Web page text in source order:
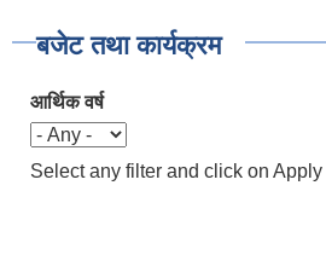
बजेट तथा कार्यक्रम
आर्थिक वर्ष
Select any filter and click on